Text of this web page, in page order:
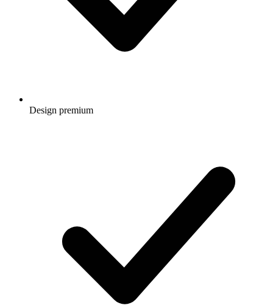
Design premium